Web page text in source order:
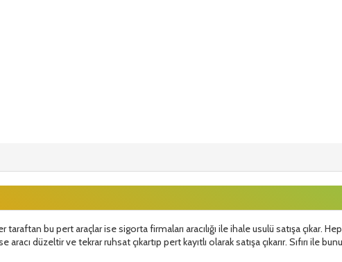
bu pert araçlar ise sigorta firmaları aracılığı ile ihale usulü satışa çıkar.
düzeltir ve tekrar ruhsat çıkartıp pert kayıtlı olarak satışa çıkarır. Sıfırı ile